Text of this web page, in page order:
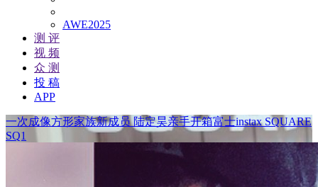
AWE2025
测 评
视 频
众 测
投 稿
APP
一次成像方形家族新成员 陆定昊亲手开箱富士instax SQUARE
SQ1